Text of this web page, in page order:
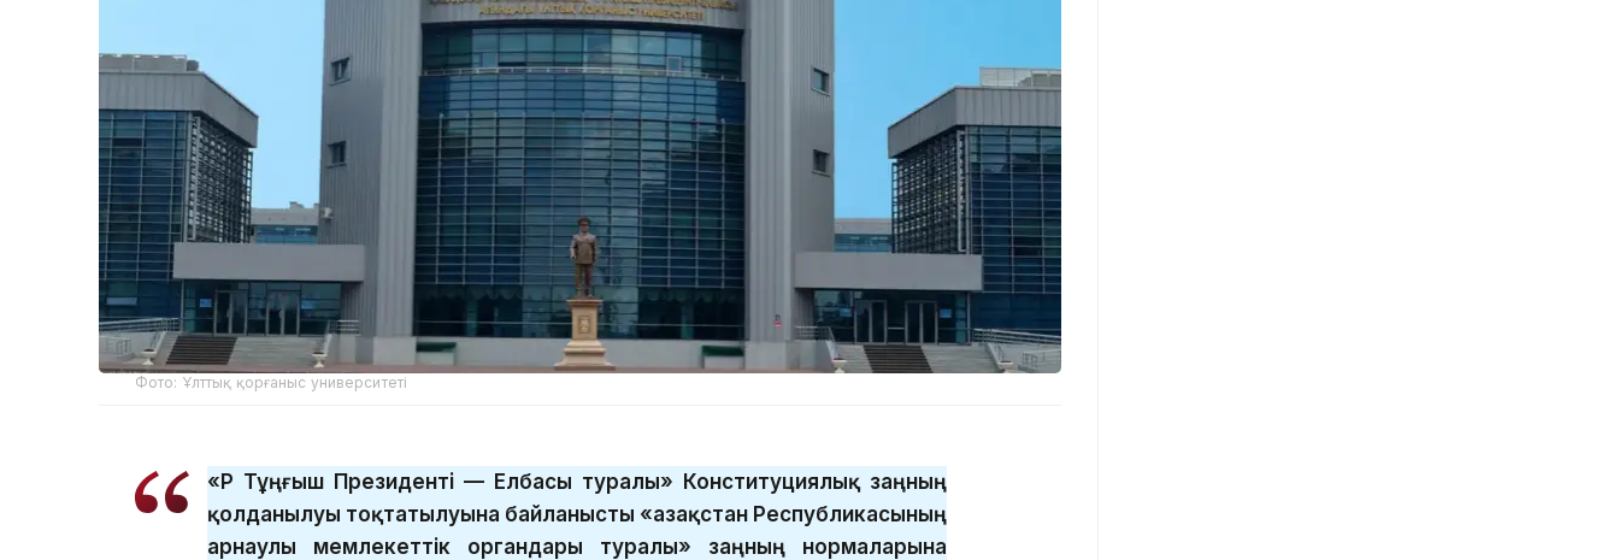
Фото: Ұлттық қорғаныс университеті
«ҚР Тұңғыш Президенті — Елбасы туралы» Конституциялық заңның
қолданылуы тоқтатылуына байланысты «Қазақстан Республикасының
арнаулы мемлекеттік органдары туралы» заңның нормаларына